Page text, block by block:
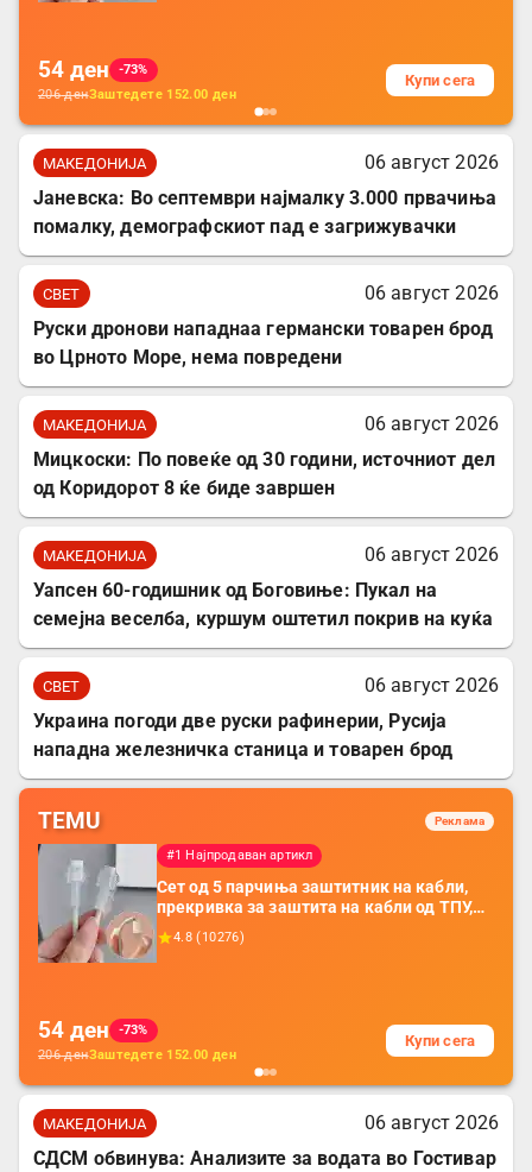
54 ден
-73%
206денЗаштедете 152.00 ден
Купи сега
МАКЕДОНИЈА
06 август 2026
Јаневска: Во септември најмалку 3.000 првачиња
помалку, демографскиот пад е загрижувачки
СВЕТ
06 август 2026
Руски дронови нападнаа германски товарен брод
во Црното Море, нема повредени
МАКЕДОНИЈА
06 август 2026
Мицкоски: По повеќе од 30 години, источниот дел
од Коридорот 8 ќе биде завршен
МАКЕДОНИЈА
06 август 2026
Уапсен 60-годишник од Боговиње: Пукал на
семејна веселба, куршум оштетил покрив на куќа
СВЕТ
06 август 2026
Украина погоди две руски рафинерии, Русија
нападна железничка станица и товарен брод
TEMU Реклама
#1 Најпродаван артикл
Сет од 5 парчиња заштитник на кабли,
прекривка за заштита на кабли од ТПУ,
додатоци за заштита на кабли, без
батерија, за мобилни телефони, комплет
4.8 ( 10276)
54 ден
-73%
206денЗаштедете 152.00 ден
Купи сега
МАКЕДОНИЈА
06 август 2026
СДСМ обвинува: Анализите за водата во Гостивар